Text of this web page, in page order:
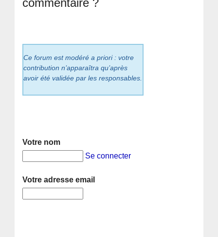
commentaire ?
Ce forum est modéré a priori : votre
contribution n’apparaîtra qu’après
avoir été validée par les responsables.
Votre nom
Se connecter
Votre adresse email